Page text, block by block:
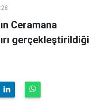
Ceramana
gerçekleştirildiği